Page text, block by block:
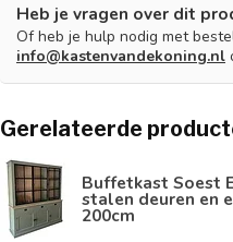
Heb je vragen over dit
Of heb je hulp nodig met
info@kastenvandekoning.nl
Gerelateerde
Buffetkast Soest
stalen deuren en
200cm